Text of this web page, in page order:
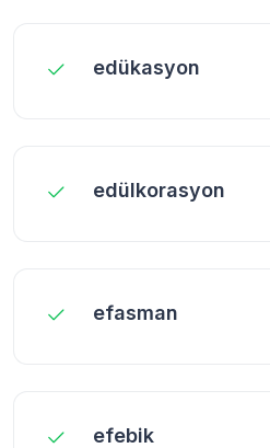
edükasyon
edülkorasyon
efasman
efebik